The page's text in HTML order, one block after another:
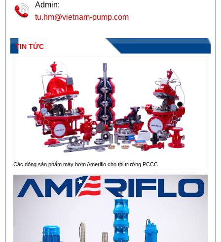
Admin:
tu.hm@vietnam-pump.com
TIN TỨC
Các dòng sản phẩm máy bơm Ameriflo cho thị trường PCCC